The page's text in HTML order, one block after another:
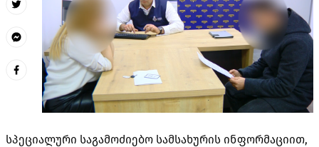
სპეციალური საგამოძიებო სამსახურის ინფორმაციით,